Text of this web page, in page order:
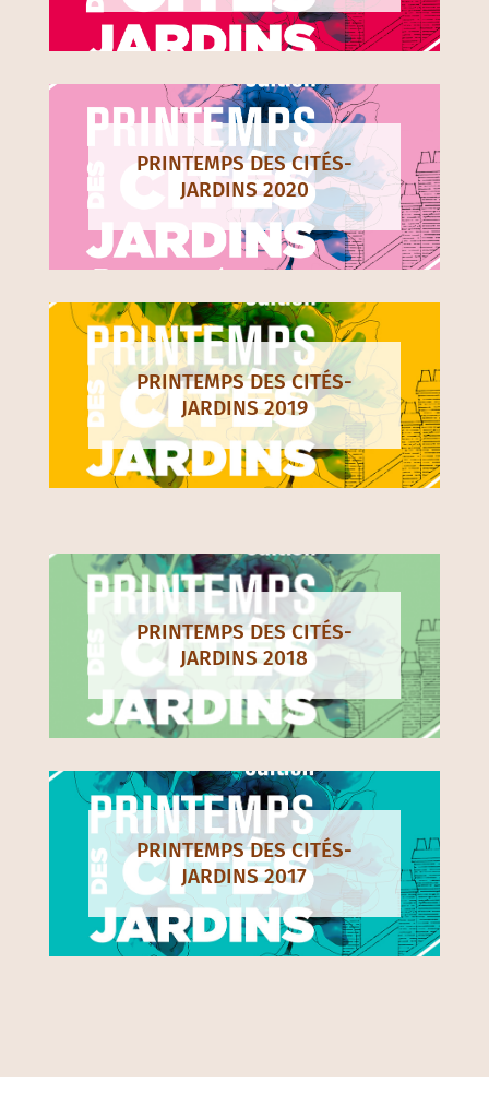
PRINTEMPS DES CITÉS-
JARDINS 2020
PRINTEMPS DES CITÉS-
JARDINS 2019
PRINTEMPS DES CITÉS-
JARDINS 2018
PRINTEMPS DES CITÉS-
JARDINS 2017